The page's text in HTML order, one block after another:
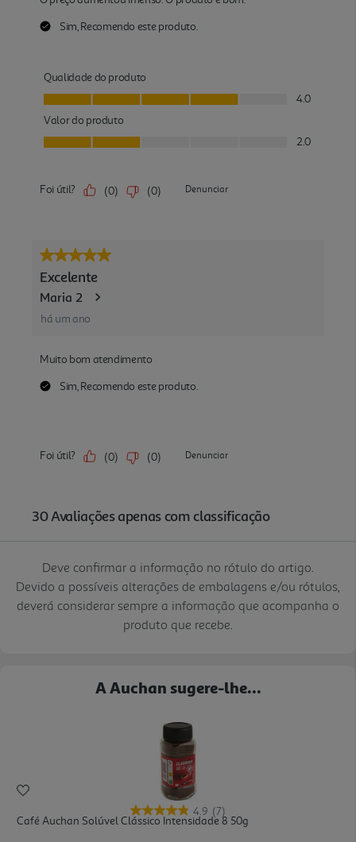
Deve confirmar a informação no rótulo do artigo.
Devido a possíveis alterações de embalagens e/ou rótulos,
deverá considerar sempre a informação que acompanha o
produto que recebe.
A Auchan sugere-lhe...
4.9 (7)
Café Auchan Solúvel Clássico Intensidade 8 50g